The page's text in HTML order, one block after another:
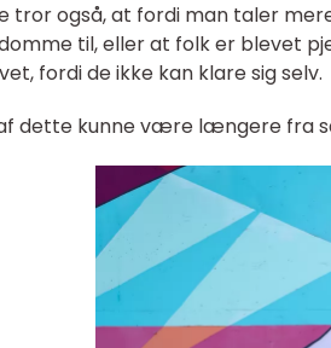
tror også, at fordi man taler
til, eller at folk er blevet
fordi de ikke kan klare sig selv.
dette kunne være længere fra